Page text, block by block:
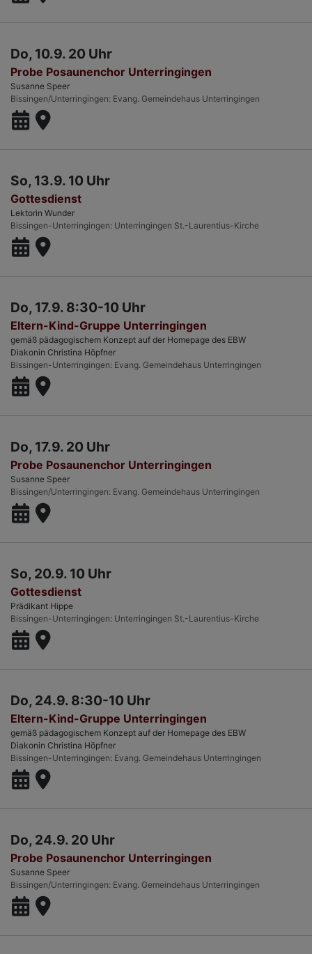
Do, 10.9. 20 Uhr
Probe Posaunenchor Unterringingen
Susanne Speer
Bissingen/Unterringingen Evang. Gemeindehaus Unterringingen
So, 13.9. 10 Uhr
Gottesdienst
Lektorin Wunder
Bissingen-Unterringingen Unterringingen St.-Laurentius-Kirche
Do, 17.9. 8:30-10 Uhr
Eltern-Kind-Gruppe Unterringingen
gemäß pädagogischem Konzept auf der Homepage des EBW
Diakonin Christina Höpfner
Bissingen-Unterringingen Evang. Gemeindehaus Unterringingen
Do, 17.9. 20 Uhr
Probe Posaunenchor Unterringingen
Susanne Speer
Bissingen/Unterringingen Evang. Gemeindehaus Unterringingen
So, 20.9. 10 Uhr
Gottesdienst
Prädikant Hippe
Bissingen-Unterringingen Unterringingen St.-Laurentius-Kirche
Do, 24.9. 8:30-10 Uhr
Eltern-Kind-Gruppe Unterringingen
gemäß pädagogischem Konzept auf der Homepage des EBW
Diakonin Christina Höpfner
Bissingen-Unterringingen Evang. Gemeindehaus Unterringingen
Do, 24.9. 20 Uhr
Probe Posaunenchor Unterringingen
Susanne Speer
Bissingen/Unterringingen Evang. Gemeindehaus Unterringingen